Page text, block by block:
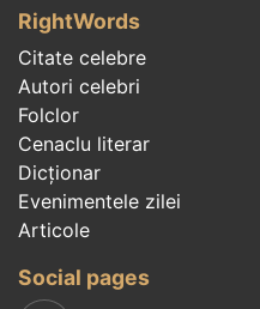
RightWords
Citate celebre
Autori celebri
Folclor
Cenaclu literar
Dicționar
Evenimentele zilei
Articole
Social pages